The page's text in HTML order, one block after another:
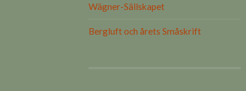
Wägner-Sällskapet
Bergluft och årets Småskrift